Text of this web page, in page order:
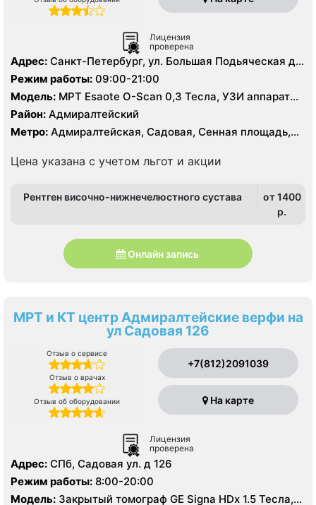
Лицензия
проверена
Адрес: Санкт-Петербург, ул. Большая Подьяческая д
30
Режим работы: 09:00-21:00
Модель: МРТ Esaote O-Scan 0,3 Тесла, УЗИ аппарат
MyLab 70, Рентген
Район: Адмиралтейский
Метро: Адмиралтейская, Садовая, Сенная площадь,
Цена указана с учетом льгот и акции
Рентген височно-нижнечелюстного сустава
от 1400
p.
Онлайн запись
МРТ и КТ центр Адмиралтейские верфи на
ул Садовая 126
Отзыв о сервисе
Отзыв о врачах
Отзыв об оборудовании
+7(812)2091039
На карте
Лицензия
проверена
Адрес: СПб, Садовая ул. д 126
Режим работы: 8:00-20:00
Модель: Закрытый томограф GE Signa HDx 1.5 Тесла,